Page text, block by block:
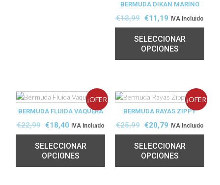
BERMUDA DIKAN MARINO
€13,99 €11,19 IVA Incluido
SELECCIONAR
OPCIONES
¡OFER
TA!
BERMUDA FLUIDA VAQUERA
€22,99 €18,40 IVA Incluido
SELECCIONAR
OPCIONES
¡OFER
TA!
BERMUDA RAYAS ZIPPY
€25,99 €20,79 IVA Incluido
SELECCIONAR
OPCIONES